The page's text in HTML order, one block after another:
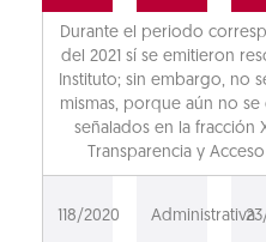
Durante el periodo
del 2021 sí se emitieron
Instituto; sin embargo, no
mismas, porque aún no
señalados en la fracción
Transparencia y
118/2020 Administrativa